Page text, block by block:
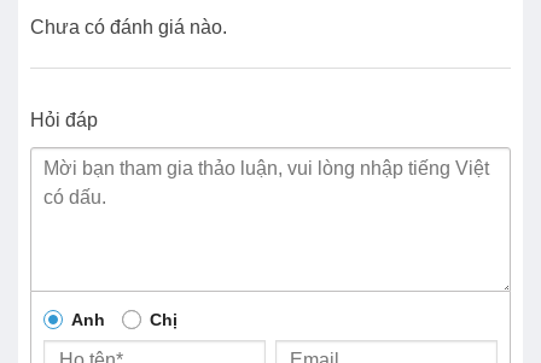
Chưa có đánh giá nào.
Hỏi đáp
Anh Chị